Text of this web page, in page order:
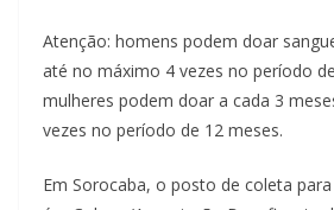
Atenção: homens podem doar
até no máximo 4 vezes no período
mulheres podem doar a cada 3
vezes no período de 12 meses.
Em Sorocaba, o posto de coleta